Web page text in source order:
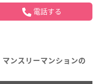
電話する
ンスリーマンションの